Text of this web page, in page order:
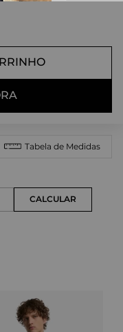
Tabela de Medidas